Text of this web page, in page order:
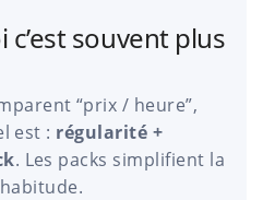
c’est souvent plus
“prix / heure”,
est : régularité +
. Les packs simplifient la